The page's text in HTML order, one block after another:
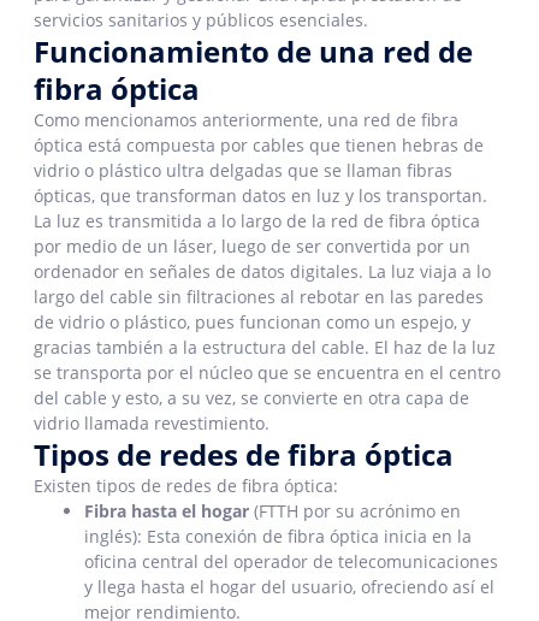
servicios sanitarios y públicos esenciales.
Funcionamiento de una red de
fibra óptica
Como mencionamos anteriormente, una red de fibra
óptica está compuesta por cables que tienen hebras de
vidrio o plástico ultra delgadas que se llaman fibras
ópticas, que transforman datos en luz y los transportan.
La luz es transmitida a lo largo de la red de fibra óptica
por medio de un láser, luego de ser convertida por un
ordenador en señales de datos digitales. La luz viaja a lo
largo del cable sin filtraciones al rebotar en las paredes
de vidrio o plástico, pues funcionan como un espejo, y
gracias también a la estructura del cable. El haz de la luz
se transporta por el núcleo que se encuentra en el centro
del cable y esto, a su vez, se convierte en otra capa de
vidrio llamada revestimiento.
Tipos de redes de fibra óptica
Existen tipos de redes de fibra óptica:
Fibra hasta el hogar(FTTH por su acrónimo en
inglés): Esta conexión de fibra óptica inicia en la
oficina central del operador de telecomunicaciones
y llega hasta el hogar del usuario, ofreciendo así el
mejor rendimiento.